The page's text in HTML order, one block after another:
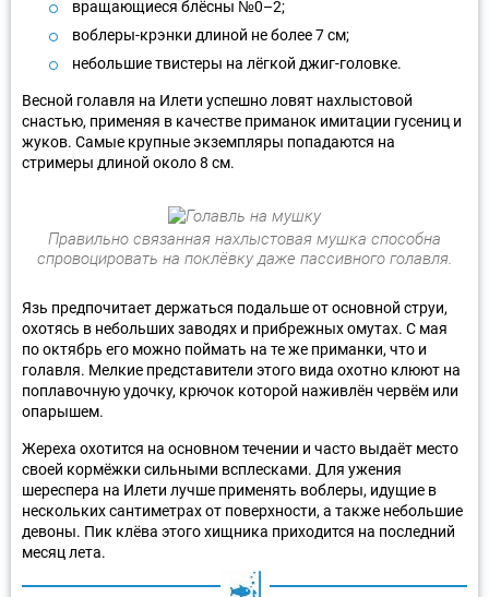
вращающиеся блёсны №0–2;
воблеры-крэнки длиной не более 7 см;
небольшие твистеры на лёгкой джиг-головке.
Весной голавля на Илети успешно ловят нахлыстовой
снастью, применяя в качестве приманок имитации гусениц и
жуков. Самые крупные экземпляры попадаются на
стримеры длиной около 8 см.
Правильно связанная нахлыстовая мушка способна
спровоцировать на поклёвку даже пассивного голавля.
Язь предпочитает держаться подальше от основной струи,
охотясь в небольших заводях и прибрежных омутах. С мая
по октябрь его можно поймать на те же приманки, что и
голавля. Мелкие представители этого вида охотно клюют на
поплавочную удочку, крючок которой наживлён червём или
опарышем.
Жереха охотится на основном течении и часто выдаёт место
своей кормёжки сильными всплесками. Для ужения
шереспера на Илети лучше применять воблеры, идущие в
нескольких сантиметрах от поверхности, а также небольшие
девоны. Пик клёва этого хищника приходится на последний
месяц лета.